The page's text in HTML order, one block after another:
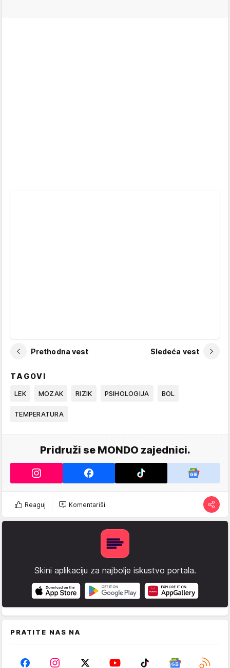
Prethodna vest Sledeća vest
TAGOVI
LEK MOZAK RIZIK PSIHOLOGIJA BOL
TEMPERATURA
Pridruži se MONDO zajednici.
Reaguj Komentariši
Skini aplikaciju za najbolje iskustvo portala.
PRATITE NAS NA